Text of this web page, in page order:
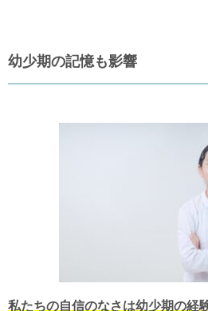
幼少期の記憶も影響
私たちの自信のなさは幼少期の経